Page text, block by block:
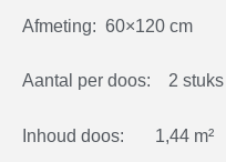
Afmeting: 60×120 cm
Aantal per doos: 2 stuks
Inhoud doos: 1,44 m²